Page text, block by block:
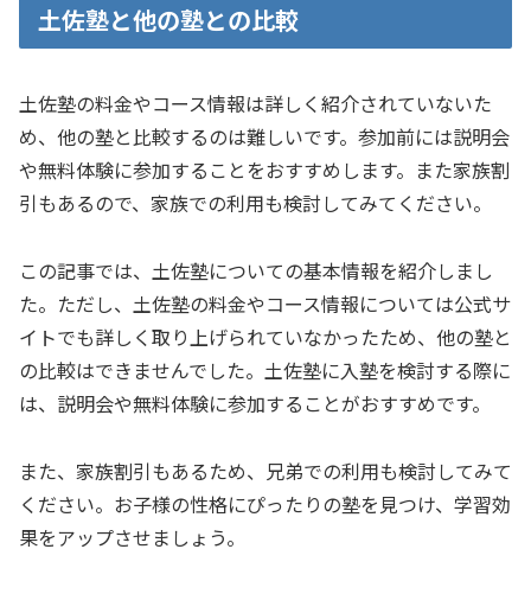
土佐塾と他の塾との比較
土佐塾の料金やコース情報は詳しく紹介されていないた
め、他の塾と比較するのは難しいです。参加前には説明会
や無料体験に参加することをおすすめします。また家族割
引もあるので、家族での利用も検討してみてください。
この記事では、土佐塾についての基本情報を紹介しまし
た。ただし、土佐塾の料金やコース情報については公式サ
イトでも詳しく取り上げられていなかったため、他の塾と
の比較はできませんでした。土佐塾に入塾を検討する際に
は、説明会や無料体験に参加することがおすすめです。
また、家族割引もあるため、兄弟での利用も検討してみて
ください。お子様の性格にぴったりの塾を見つけ、学習効
果をアップさせましょう。